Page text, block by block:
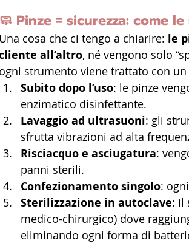
🧼 Pinze = sicurezza: come
Una cosa che ci tengo a chiarire: le
all’altro, né vengono solo
ogni strumento viene trattato con
Subito dopo l’uso: le pinze
enzimatico disinfettante.
Lavaggio ad ultrasuoni: gli
sfrutta vibrazioni ad alta
Risciacquo e asciugatura:
panni sterili.
Confezionamento singolo:
Sterilizzazione in autoclave: il
medico-chirurgico) dove
eliminando ogni forma di